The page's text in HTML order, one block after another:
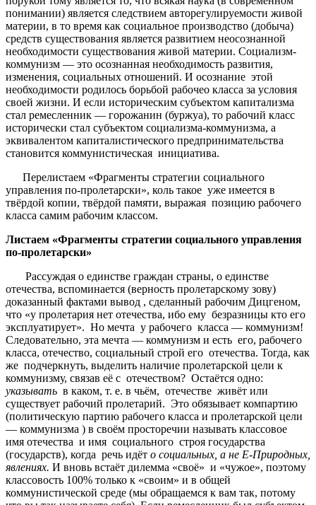
понимании) является следствием авторегулируемости живой
материи, в то время как социальное производство (добыча)
средств существования является развитием неосознанной
необходимости существования живой материи. Социализм-
коммунизм — это осознанная необходимость развития,
изменения, социальных отношений. И осознание этой
необходимости родилось борьбой рабочео класса за условия
своей жизни. И если историческим субъектом капитализма
стал ремесленник — горожанин (буржуа), то рабочий класс
исторически стал субъектом социализма-коммунизма, а
эквивалентом капиталистического предпринимательства
становится коммунистическая инициатива.
Перелистаем «Фрагменты стратегии социального
управления по-пролетарски», коль такое уже имеется в
твёрдой копии, твёрдой памяти, выражая позицию рабочего
класса самим рабочим классом.
Листаем «Фрагменты стратегии социального управления
по-пролетарски»
Рассуждая о единстве граждан страны, о единстве
отечества, вспоминается (верность пролетарскому зову)
доказанный фактами вывод , сделанный рабочим Дицгеном,
что «у пролетария нет отечества, ибо ему безразницы кто его
эксплуатирует». Но мечта у рабочего класса — коммунизм!
Следовательно, эта мечта — коммунизм и есть его, рабочего
класса, отечество, социальный строй его отечества. Тогда, как
же подчеркнуть, выделить наличие пролетарской цели к
коммунизму, связав её с отечеством? Остаётся одно:
указывать в каком, т. е. в чьём, отечестве живёт или
существует рабочий пролетарий. Это обязывает компартию
(политическую партию рабочего класса и пролетарской цели
— коммунизма ) в своём просторечии называть классовое
имя отечества и имя социального строя государства
(государств), когда речь идёт о социальных, а не Е-Природных,
явлениях. И вновь встаёт дилемма «своё» и «чужое», поэтому
классовость 100% только к «своим» и в общей
коммунистической среде (мы обращаемся к вам так, потому